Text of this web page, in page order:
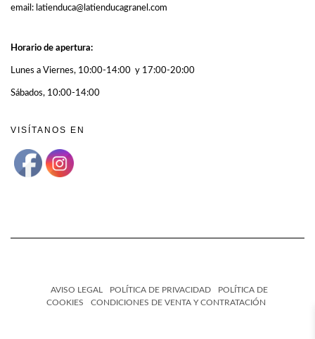
email: latienduca@latienducagranel.com
Horario de apertura:
Lunes a Viernes, 10:00-14:00 y 17:00-20:00
Sábados, 10:00-14:00
VISÍTANOS EN
AVISO LEGAL POLÍTICA DE PRIVACIDAD
POLÍTICA DE
COOKIES
CONDICIONES DE VENTA Y CONTRATACIÓN